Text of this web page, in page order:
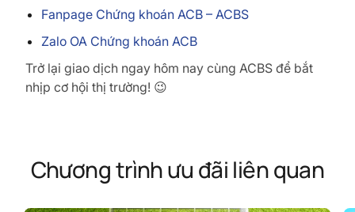
Fanpage Chứng khoán ACB – ACBS
Zalo OA Chứng khoán ACB
Trở lại giao dịch ngay hôm nay cùng ACBS để bắt
nhịp cơ hội thị trường! 😉
Chương trình ưu đãi liên quan